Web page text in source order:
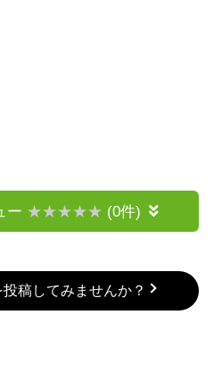
ー (0件)
稿してみませんか？